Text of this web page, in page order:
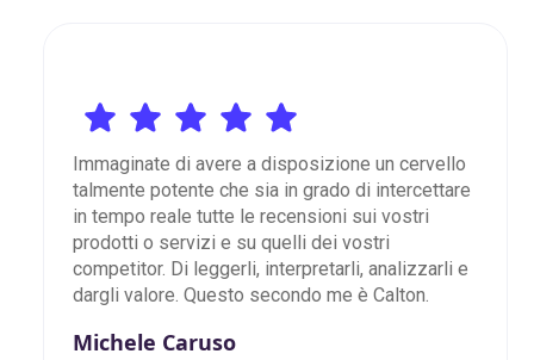
Immaginate di avere a disposizione un cervello
talmente potente che sia in grado di intercettare
in tempo reale tutte le recensioni sui vostri
prodotti o servizi e su quelli dei vostri
competitor. Di leggerli, interpretarli, analizzarli e
dargli valore. Questo secondo me è Calton.
Michele Caruso